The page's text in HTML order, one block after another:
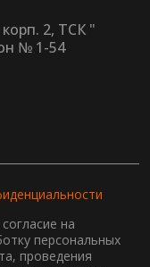
2, ТСК "
№ 1-54
на
персональных
проведения